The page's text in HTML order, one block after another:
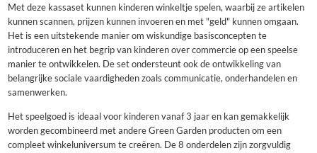
Met deze kassaset kunnen kinderen winkeltje spelen, waarbij ze artikelen
kunnen scannen, prijzen kunnen invoeren en met "geld" kunnen omgaan.
Het is een uitstekende manier om wiskundige basisconcepten te
introduceren en het begrip van kinderen over commercie op een speelse
manier te ontwikkelen. De set ondersteunt ook de ontwikkeling van
belangrijke sociale vaardigheden zoals communicatie, onderhandelen en
samenwerken.
Het speelgoed is ideaal voor kinderen vanaf 3 jaar en kan gemakkelijk
worden gecombineerd met andere Green Garden producten om een ​​
compleet winkeluniversum te creëren. De 8 onderdelen zijn zorgvuldig